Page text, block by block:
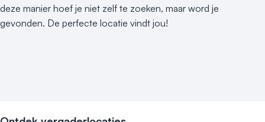
deze manier hoef je niet zelf te zoeken, maar word je
gevonden. De perfecte locatie vindt jou!